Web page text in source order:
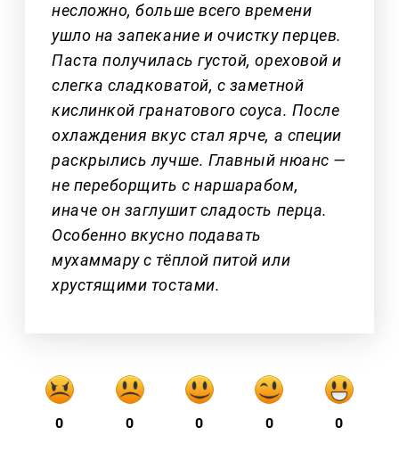
несложно, больше всего времени
ушло на запекание и очистку перцев.
Паста получилась густой, ореховой и
слегка сладковатой, с заметной
кислинкой гранатового соуса. После
охлаждения вкус стал ярче, а специи
раскрылись лучше. Главный нюанс —
не переборщить с наршарабом,
иначе он заглушит сладость перца.
Особенно вкусно подавать
мухаммару с тёплой питой или
хрустящими тостами.
0 0 0 0 0